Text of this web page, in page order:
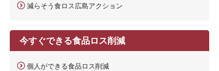
減らそう食ロス広島アクション
今すぐできる食品ロス削減
個人ができる食品ロス削減